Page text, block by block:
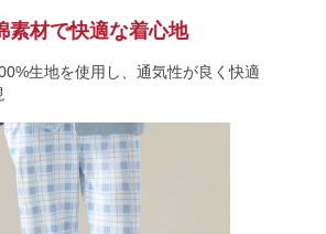
素材で快適な着心地
生地を使用し、通気性が良く快適